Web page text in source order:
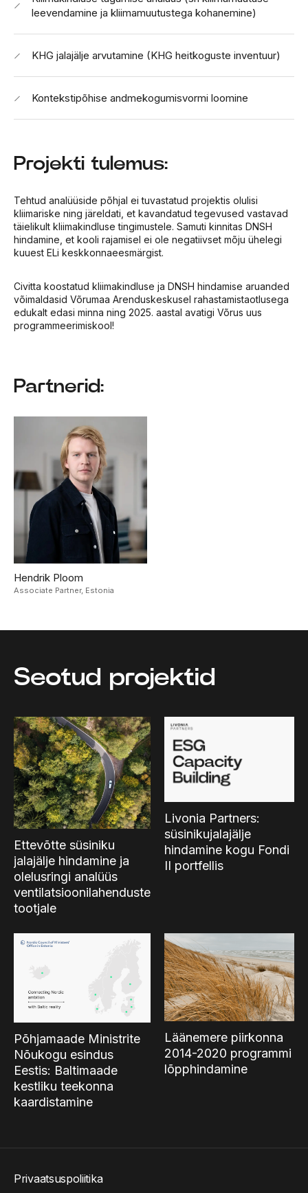
leevendamine ja kliimamuutustega kohanemine)
KHG jalajälje arvutamine (KHG heitkoguste inventuur)
Kontekstipõhise andmekogumisvormi loomine
Projekti tulemus:
Tehtud analüüside põhjal ei tuvastatud projektis olulisi
kliimariske ning järeldati, et kavandatud tegevused vastavad
täielikult kliimakindluse tingimustele. Samuti kinnitas DNSH
hindamine, et kooli rajamisel ei ole negatiivset mõju ühelegi
kuuest ELi keskkonnaeesmärgist.
Civitta koostatud kliimakindluse ja DNSH hindamise aruanded
võimaldasid Võrumaa Arenduskeskusel rahastamistaotlusega
edukalt edasi minna ning 2025. aastal avatigi Võrus uus
programmeerimiskool!
Partnerid:
Hendrik Ploom
Associate Partner, Estonia
Seotud projektid
Ettevõtte süsiniku
jalajälje hindamine ja
olelusringi analüüs
ventilatsioonilahenduste
tootjale
Livonia Partners:
süsinikujalajälje
hindamine kogu Fondi
II portfellis
Põhjamaade Ministrite
Nõukogu esindus
Eestis: Baltimaade
kestliku teekonna
kaardistamine
Läänemere piirkonna
2014-2020 programmi
lõpphindamine
Privaatsuspoliitika